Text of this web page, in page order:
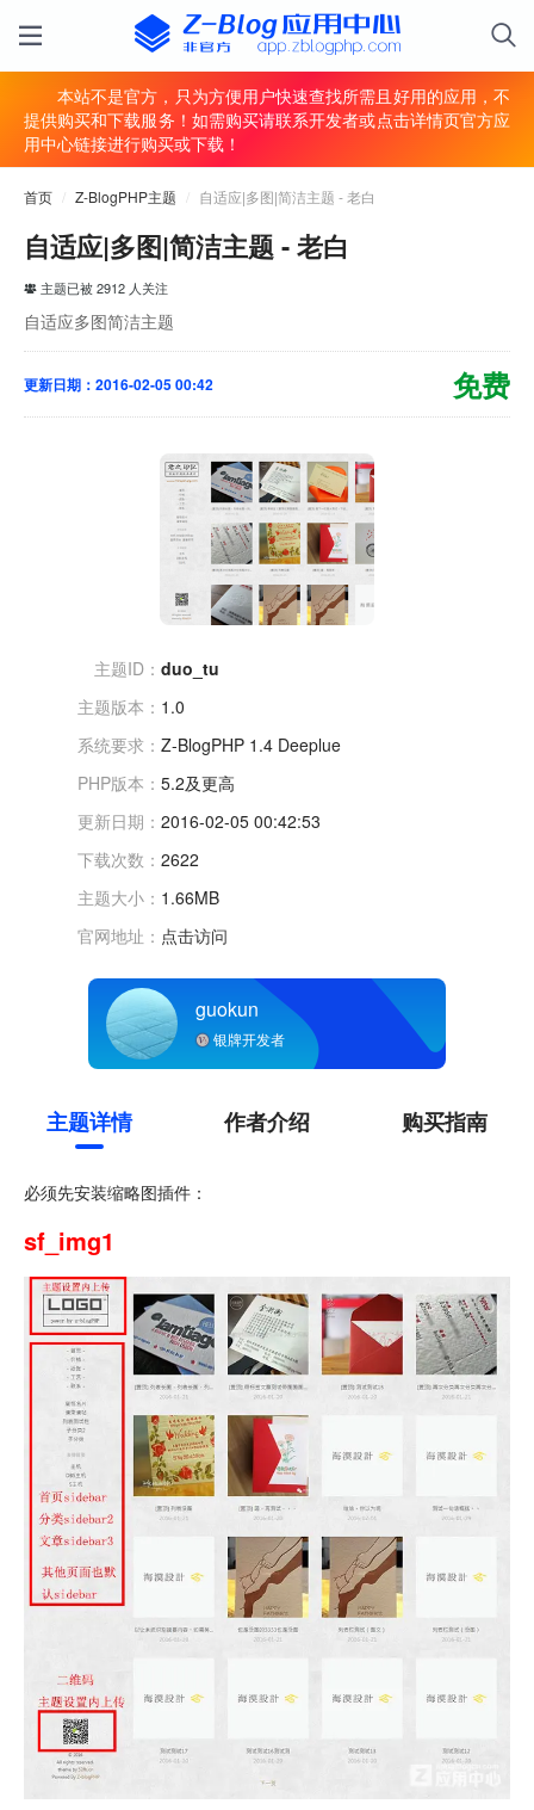
本站不是官方，只为方便用户快速查找所需且好用的应用，不
提供购买和下载服务！如需购买请联系开发者或点击详情页官方应
用中心链接进行购买或下载！
首页 Z-BlogPHP主题 自适应|多图|简洁主题 - 老白
自适应|多图|简洁主题 - 老白
主题已被 2912 人关注
自适应多图简洁主题
免费
更新日期：2016-02-05 00:42
主题ID： duo_tu
主题版本： 1.0
系统要求： Z-BlogPHP 1.4 Deeplue
PHP版本： 5.2及更高
更新日期： 2016-02-05 00:42:53
下载次数： 2622
主题大小： 1.66MB
官网地址： 点击访问
guokun
银牌开发者
主题详情 作者介绍 购买指南
必须先安装缩略图插件：
sf_img1